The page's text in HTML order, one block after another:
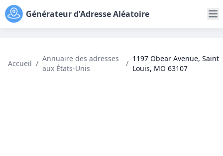
Générateur d'Adresse Aléatoire
Accueil /
Annuaire des adresses
aux États-Unis
/
1197 Obear Avenue, Saint
Louis, MO 63107